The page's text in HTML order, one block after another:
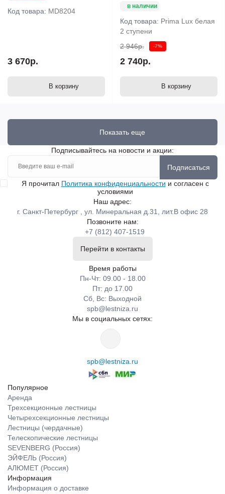
Код товара: MD8204
3 670р.
В корзину
в наличии
Код товара: Prima Lux белая
2 ступени
2 946р.
-7%
2 740р.
В корзину
Показать еще
Подписывайтесь на новости и акции:
Подписаться
Я прочитал Политика конфиденциальности и согласен с
условиями
Наш адрес:
г. Санкт-Петербург , ул. Минеральная д.31, лит.В офис 28
Позвоните нам:
+7 (812) 407-1519
Перейти в контакты
Время работы
Пн-Чт: 09.00 - 18.00
Пт: до 17.00
Сб, Вс: Выходной
spb@lestniza.ru
Мы в социальных сетях:
spb@lestniza.ru
Популярное
Аренда
Трехсекционные лестницы
Четырехсекционные лестницы
Лестницы (чердачные)
Телескопические лестницы
SEVENBERG (Россия)
ЭЙФЕЛЬ (Россия)
АЛЮМЕТ (Россия)
Информация
Информация о доставке